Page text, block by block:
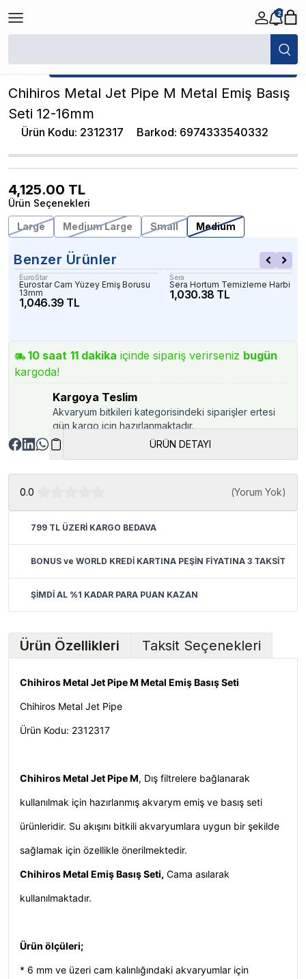
2
/ Chihiros Metal Jet Pipe M
★ Atakan Petshop, Chihiros yetkili satıcısıdır.
Chihiros Metal Jet Pipe M Metal Emiş Basış
Seti 12-16mm
Ürün Kodu: 2312317 Barkod: 6974333540332
4,125.00 TL
Ürün Seçenekleri
Large
Medium Large Small Medium
Benzer Ürünler
EuroStar
Eurostar Cam Yüzey Emiş Borusu
13mm
1,046.39 TL
Sera
Sera Hortum Temizleme Harbi
1,030.38 TL
10 saat 11 dakika içinde sipariş verirseniz bugün
kargoda!
Kargoya Teslim
Akvaryum bitkileri kategorisindeki siparişler ertesi
gün kargo için hazırlanmaktadır.
ÜRÜN DETAYI
0.0 (Yorum Yok)
799 TL ÜZERİ KARGO BEDAVA
BONUS ve WORLD KREDİ KARTINA PEŞİN FİYATINA 3 TAKSİT
ŞİMDİ AL %1 KADAR PARA PUAN KAZAN
Ürün Özellikleri Taksit Seçenekleri
Chihiros Metal Jet Pipe M Metal Emiş Basış Seti
Chihiros Metal Jet Pipe
Ürün Kodu: 2312317
Chihiros Metal Jet Pipe M, Dış filtrelere bağlanarak
kullanılmak için hazırlanmış akvarym emiş ve basış seti
ürünleridir. Su akışını bitkili akvaryumlara uygun bir şekilde
sağlamak için özellikle önerilmektedir.
Chihiros Metal Emiş Basış Seti, Cama asılarak
kullanılmaktadır.
Ürün ölçüleri;
* 6 mm ve üzeri cam kalınlığındaki akvaryumlar için